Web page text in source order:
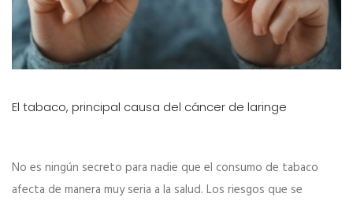
El tabaco, principal causa del cáncer de laringe
No es ningún secreto para nadie que el consumo de tabaco
afecta de manera muy seria a la salud. Los riesgos que se